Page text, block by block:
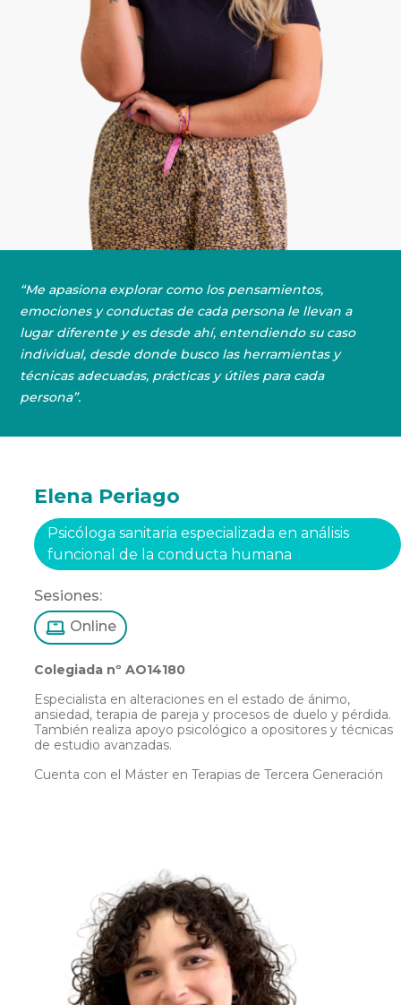
“Me apasiona explorar como los pensamientos,
emociones y conductas de cada persona le llevan a
lugar diferente y es desde ahí, entendiendo su caso
individual, desde donde busco las herramientas y
técnicas adecuadas, prácticas y útiles para cada
persona”.
Elena Periago
Psicóloga sanitaria especializada en análisis
funcional de la conducta humana
Sesiones:
Online
Colegiada nº AO14180
Especialista en alteraciones en el estado de ánimo,
ansiedad, terapia de pareja y procesos de duelo y pérdida.
También realiza apoyo psicológico a opositores y técnicas
de estudio avanzadas.
Cuenta con el Máster en Terapias de Tercera Generación